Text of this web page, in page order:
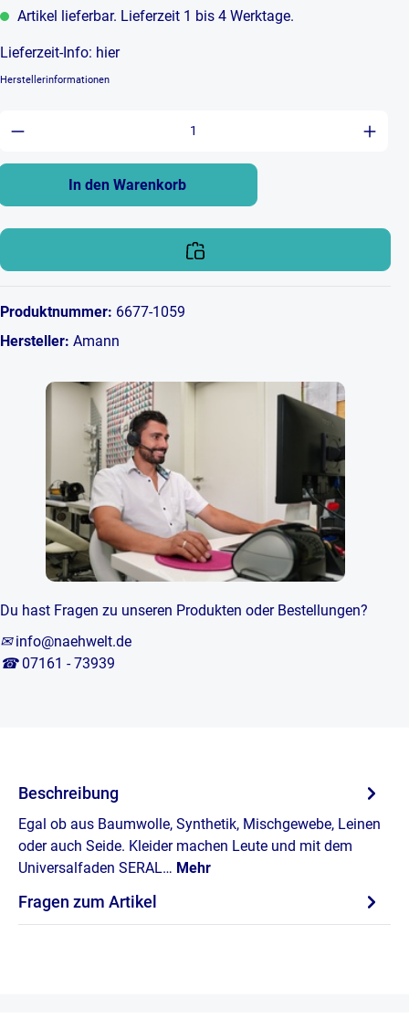
Artikel lieferbar. Lieferzeit 1 bis 4 Werktage.
Lieferzeit-Info: hier
Herstellerinformationen
Anzahl: Gib den gewünschten Wert
In den Warenkorb
Produktnummer: 6677-1059
Hersteller: Amann
Du hast Fragen zu unseren Produkten oder Bestellungen?
✉ info@naehwelt.de
☎ 07161 - 73939
Beschreibung
Egal ob aus Baumwolle, Synthetik, Mischgewebe, Leinen
oder auch Seide. Kleider machen Leute und mit dem
Universalfaden SERAL… Mehr
Fragen zum Artikel